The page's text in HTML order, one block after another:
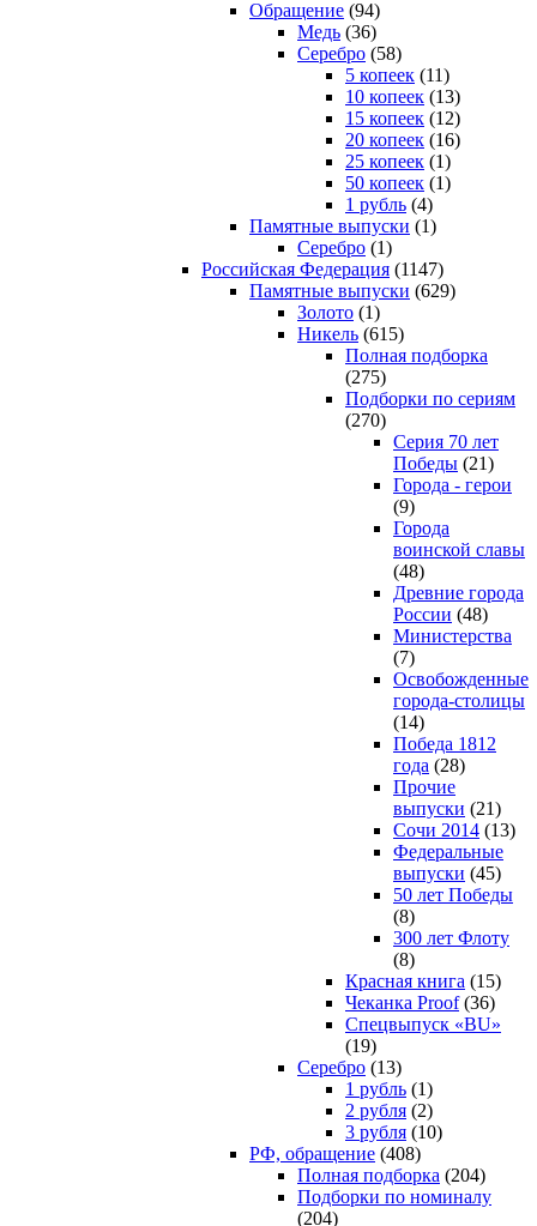
Обращение (94)
Медь (36)
Серебро (58)
5 копеек (11)
10 копеек (13)
15 копеек (12)
20 копеек (16)
25 копеек (1)
50 копеек (1)
1 рубль (4)
Памятные выпуски (1)
Серебро (1)
Российская Федерация (1147)
Памятные выпуски (629)
Золото (1)
Никель (615)
Полная подборка
(275)
Подборки по сериям
(270)
Серия 70 лет
Победы (21)
Города - герои
(9)
Города
воинской славы
(48)
Древние города
России (48)
Министерства
(7)
Освобожденные
города-столицы
(14)
Победа 1812
года (28)
Прочие
выпуски (21)
Сочи 2014 (13)
Федеральные
выпуски (45)
50 лет Победы
(8)
300 лет Флоту
(8)
Красная книга (15)
Чеканка Proof(36)
Спецвыпуск «BU»
(19)
Серебро (13)
1 рубль (1)
2 рубля (2)
3 рубля (10)
РФ, обращение (408)
Полная подборка (204)
Подборки по номиналу
(204)